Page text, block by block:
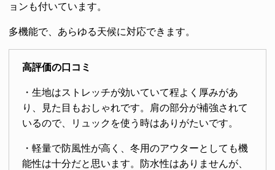
ョンも付いています。
多機能で、あらゆる天候に対応できます。
高評価の口コミ
・生地はストレッチが効いていて程よく厚みがあ
り、見た目もおしゃれです。肩の部分が補強されて
いるので、リュックを使う時はありがたいです。
・軽量で防風性が高く、冬用のアウターとしても機
能性は十分だと思います。防水性はありませんが、